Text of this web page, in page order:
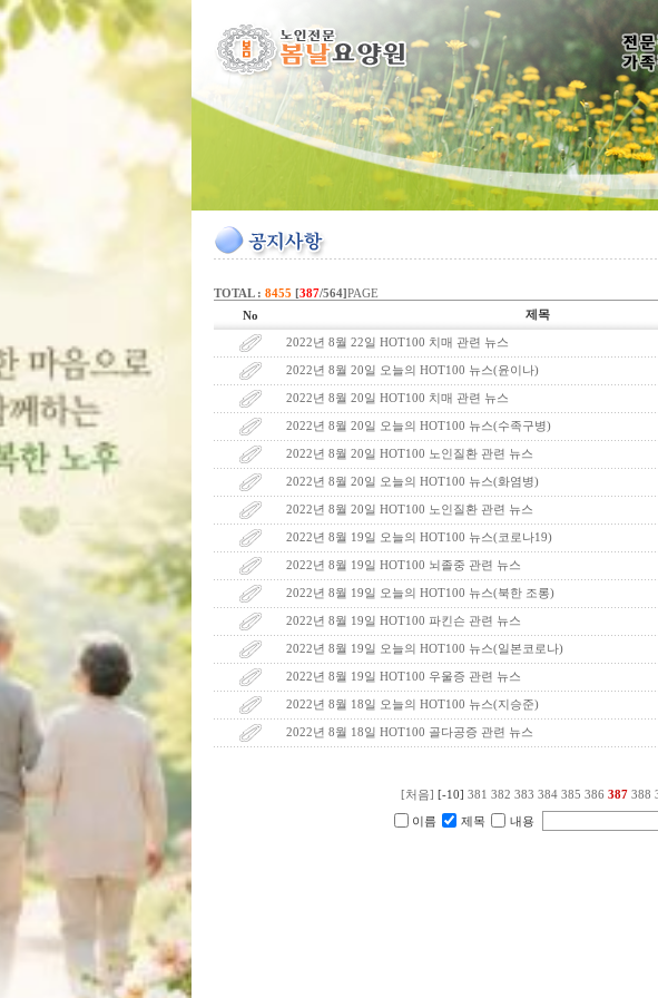
TOTAL : 8455 [387/564]PAGE
No
제목
2022년 8월 22일 HOT100 치매 관련 뉴스
2022년 8월 20일 오늘의 HOT100 뉴스(윤이나)
2022년 8월 20일 HOT100 치매 관련 뉴스
2022년 8월 20일 오늘의 HOT100 뉴스(수족구병)
2022년 8월 20일 HOT100 노인질환 관련 뉴스
2022년 8월 20일 오늘의 HOT100 뉴스(화염병)
2022년 8월 20일 HOT100 노인질환 관련 뉴스
2022년 8월 19일 오늘의 HOT100 뉴스(코로나19)
2022년 8월 19일 HOT100 뇌졸중 관련 뉴스
2022년 8월 19일 오늘의 HOT100 뉴스(북한 조롱)
2022년 8월 19일 HOT100 파킨슨 관련 뉴스
2022년 8월 19일 오늘의 HOT100 뉴스(일본코로나)
2022년 8월 19일 HOT100 우울증 관련 뉴스
2022년 8월 18일 오늘의 HOT100 뉴스(지승준)
2022년 8월 18일 HOT100 골다공증 관련 뉴스
[처음] [-10] 381 382 383 384 385 386 387 388
이름
제목 내용